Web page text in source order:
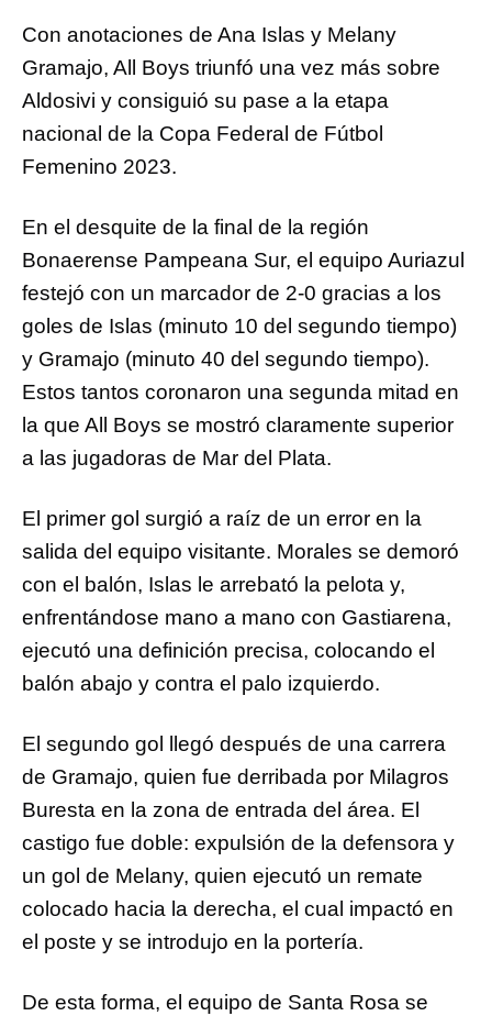
Con anotaciones de Ana Islas y Melany
Gramajo, All Boys triunfó una vez más sobre
Aldosivi y consiguió su pase a la etapa
nacional de la Copa Federal de Fútbol
Femenino 2023.
En el desquite de la final de la región
Bonaerense Pampeana Sur, el equipo Auriazul
festejó con un marcador de 2-0 gracias a los
goles de Islas (minuto 10 del segundo tiempo)
y Gramajo (minuto 40 del segundo tiempo).
Estos tantos coronaron una segunda mitad en
la que All Boys se mostró claramente superior
a las jugadoras de Mar del Plata.
El primer gol surgió a raíz de un error en la
salida del equipo visitante. Morales se demoró
con el balón, Islas le arrebató la pelota y,
enfrentándose mano a mano con Gastiarena,
ejecutó una definición precisa, colocando el
balón abajo y contra el palo izquierdo.
El segundo gol llegó después de una carrera
de Gramajo, quien fue derribada por Milagros
Buresta en la zona de entrada del área. El
castigo fue doble: expulsión de la defensora y
un gol de Melany, quien ejecutó un remate
colocado hacia la derecha, el cual impactó en
el poste y se introdujo en la portería.
De esta forma, el equipo de Santa Rosa se